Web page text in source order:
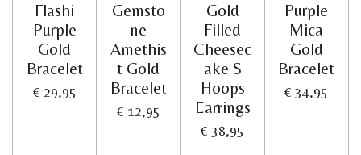
Flashi
Purple
Gold
Bracelet
€ 29,95
Gemsto
ne
Amethis
t Gold
Bracelet
€ 12,95
Gold
Filled
Cheesec
ake S
Hoops
Earrings
€ 38,95
Purple
Mica
Gold
Bracelet
€ 34,95